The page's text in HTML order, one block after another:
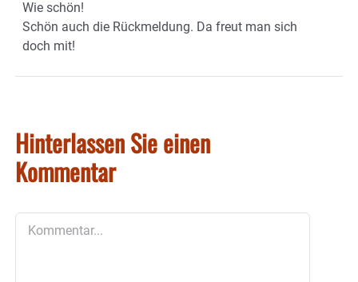
Wie schön!
Schön auch die Rückmeldung. Da freut man sich
doch mit!
Hinterlassen Sie einen
Kommentar